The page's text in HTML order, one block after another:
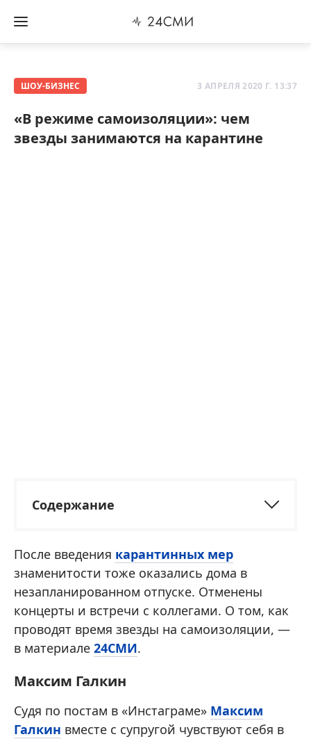
ШОУ-БИЗНЕС 3 АПРЕЛЯ 2020 Г. 13:37
«В режиме самоизоляции»: чем
звезды занимаются на карантине
Содержание
После введения карантинных мер
знаменитости тоже оказались дома в
незапланированном отпуске. Отменены
концерты и встречи с коллегами. О том, как
проводят время звезды на самоизоляции, —
в материале 24СМИ.
Максим Галкин
Судя по постам в «Инстаграме» Максим
Галкин вместе с супругой чувствуют себя в